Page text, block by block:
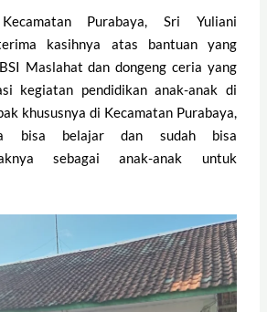
Purabaya, Sri Yuliani
kasihnya atas bantuan yang
Maslahat dan dongeng ceria yang
kegiatan pendidikan anak-anak di
khususnya di Kecamatan Purabaya,
bisa belajar dan sudah bisa
sebagai anak-anak untuk